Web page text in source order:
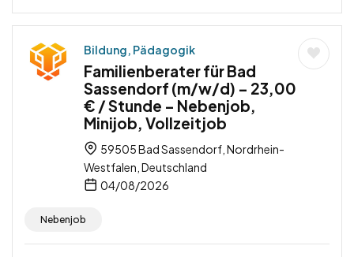
Bildung, Pädagogik
Familienberater für Bad
Sassendorf (m/w/d) – 23,00
€ / Stunde – Nebenjob,
Minijob, Vollzeitjob
59505 Bad Sassendorf, Nordrhein-
Westfalen, Deutschland
04/08/2026
Nebenjob